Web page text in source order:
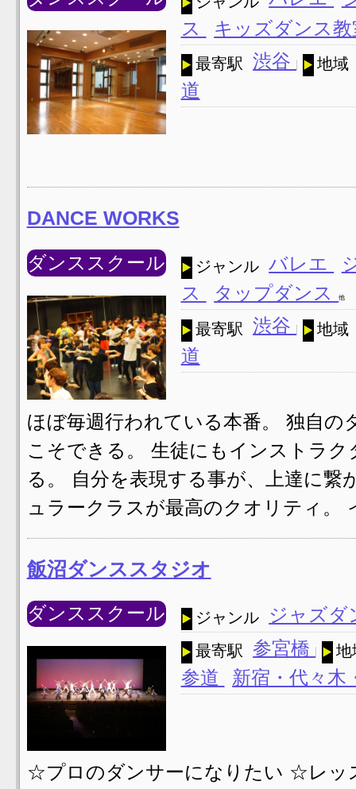
ス
キッズダンス
最寄駅 渋谷 地域
道
DANCE WORKS
ダンススクール ジャンル バレエ
ス
タップダンス他
最寄駅 渋谷 地域
道
ほぼ毎週行われている本番。 独自
こそできる。 生徒にもインストラ
る。 自分を表現する事が、上達に繋
ュラークラスが最高のクオリティ
飯沼ダンススタジオ
ダンススクール ジャンル ジャズ
最寄駅 参宮橋 地
参道 新宿・代々木
☆プロのダンサーになりたい ☆レッ